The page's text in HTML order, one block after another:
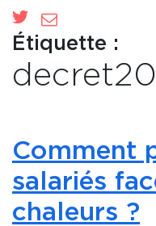
Étiquette :
Comment
salariés
chaleurs ?